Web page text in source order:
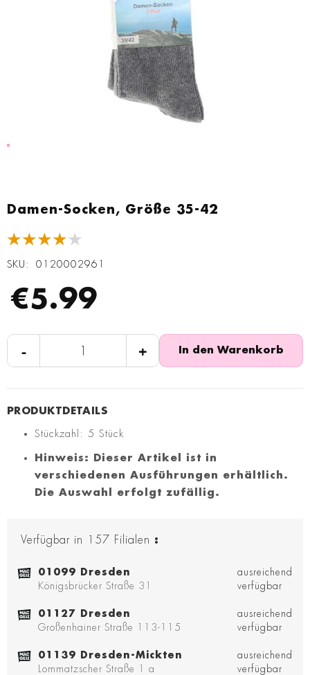
Damen-Socken, Größe 35-42
★★★★★
SKU 0120002961
€5.99
- + In den Warenkorb
Stückzahl: 5 Stück
Hinweis: Dieser Artikel ist in
verschiedenen Ausführungen erhältlich.
Die Auswahl erfolgt zufällig.
Verfügbar in 157 Filialen :
01099 Dresden
Königsbrücker Straße 31
ausreichend
verfügbar
01127 Dresden
Großenhainer Straße 113-115
ausreichend
verfügbar
01139 Dresden-Mickten
Lommatzscher Straße 1 a
ausreichend
verfügbar
Anfang
Bildgalerie